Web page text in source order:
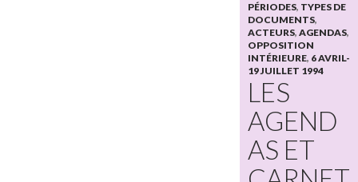
PÉRIODES, TYPES DE
DOCUMENTS,
ACTEURS, AGENDAS,
OPPOSITION
INTÉRIEURE, 6 AVRIL-
19 JUILLET 1994
LES
AGEND
AS ET